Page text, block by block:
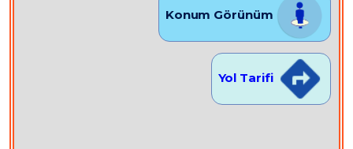
Konum Görünüm
Yol Tarifi